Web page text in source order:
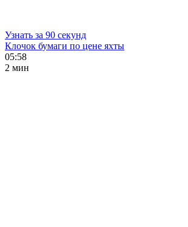
Узнать за 90 секунд
Клочок бумаги по цене яхты
05:58
2 мин